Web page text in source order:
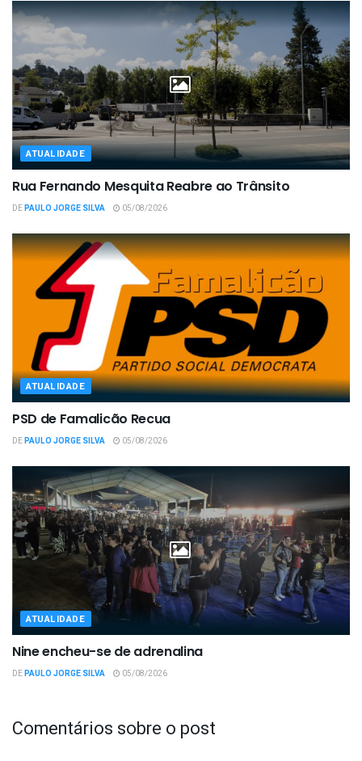
ATUALIDADE
Rua Fernando Mesquita Reabre ao Trânsito
DEPAULO JORGE SILVA 05/08/2026
ATUALIDADE
PSD de Famalicão Recua
DEPAULO JORGE SILVA 05/08/2026
ATUALIDADE
Nine encheu-se de adrenalina
DEPAULO JORGE SILVA 05/08/2026
Comentários sobre o post